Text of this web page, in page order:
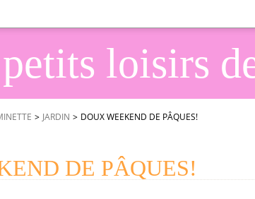
loisirs
> JARDIN > DOUX WEEKEND DE PÂQUES!
DE PÂQUES!